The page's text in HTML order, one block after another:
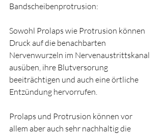
Bandscheibenprotrusion:
Sowohl Prolaps wie Protrusion können
Druck auf die benachbarten
Nervenwurzeln im Nervenaustrittskanal
ausüben, ihre Blutversorung
beeiträchtigen und auch eine örtliche
Entzündung hervorrufen.
Prolaps und Protrusion können vor
allem aber auch sehr nachhaltig die